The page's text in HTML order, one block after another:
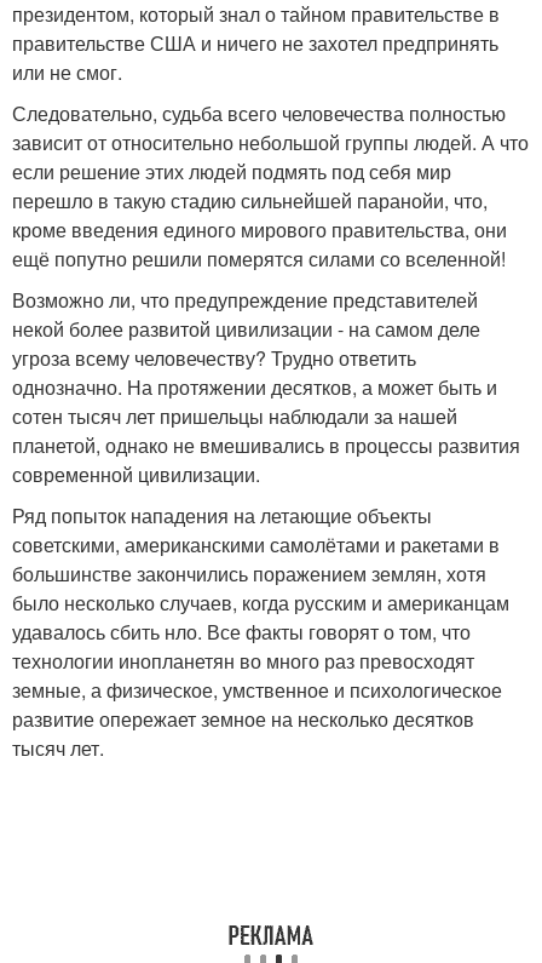
президентом, который знал о тайном правительстве в
правительстве США и ничего не захотел предпринять
или не смог.
Следовательно, судьба всего человечества полностью
зависит от относительно небольшой группы людей. А что
если решение этих людей подмять под себя мир
перешло в такую стадию сильнейшей паранойи, что,
кроме введения единого мирового правительства, они
ещё попутно решили померятся силами со вселенной!
Возможно ли, что предупреждение представителей
некой более развитой цивилизации - на самом деле
угроза всему человечеству? Трудно ответить
однозначно. На протяжении десятков, а может быть и
сотен тысяч лет пришельцы наблюдали за нашей
планетой, однако не вмешивались в процессы развития
современной цивилизации.
Ряд попыток нападения на летающие объекты
советскими, американскими самолётами и ракетами в
большинстве закончились поражением землян, хотя
было несколько случаев, когда русским и американцам
удавалось сбить нло. Все факты говорят о том, что
технологии инопланетян во много раз превосходят
земные, а физическое, умственное и психологическое
развитие опережает земное на несколько десятков
тысяч лет.